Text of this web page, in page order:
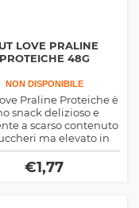
LOVE PRALINE
PROTEICHE 48G
NON DISPONIBILE
Praline Proteiche è
snack delizioso e
a scarso contenuto
ma elevato in
ottimo quando
l'esisgenza di
qualcosa di buono
€1,77